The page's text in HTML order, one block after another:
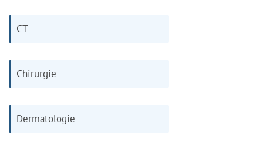
CT
Chirurgie
Dermatologie